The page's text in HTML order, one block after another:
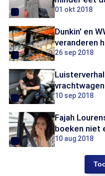
01 okt 2018
Dunkin' en
veranderen
26 sep 2018
10 sep 2018
Fajah
boeken niet
10 aug 2018